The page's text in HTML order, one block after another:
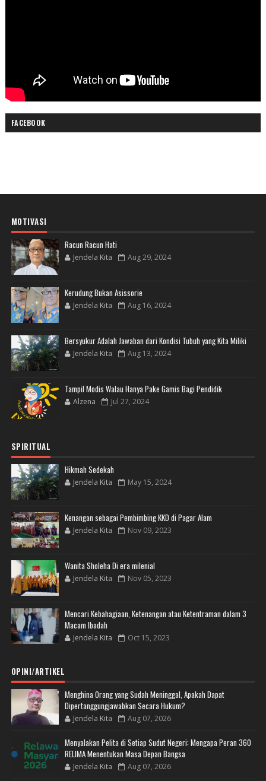
FACEBOOK
MOTIVASI
Racun Racun Hati
Jendela Kita Aug 29, 2024
Kerudung Bukan Asissorie
Jendela Kita Aug 16, 2024
Bersyukur Adalah Jawaban dari Kondisi Tubuh yang Kita Miliki
Jendela Kita Aug 13, 2024
Tampil Modis Walau Hanya Pake Gamis Bagi Pendidik
Alzena Jul 27, 2024
SPIRITUAL
Hikmah Sedekah
Jendela Kita May 15, 2024
Kenangan sebagai Pembimbing KKD di Pagar Alam
Jendela Kita Nov 09, 2023
Wanita Sholeha Di era milenial
Jendela Kita Nov 05, 2023
Mencari Kebahagiaan, Ketenangan atau Ketentraman dalam 3
Macam Ibadah
Jendela Kita Oct 15, 2023
OPINI/ARTIKEL
Menghina Orang yang Sudah Meninggal, Apakah Dapat
Dipertanggungjawabkan Secara Hukum?
Jendela Kita Aug 07, 2026
Menyalakan Pelita di Setiap Sudut Negeri: Mengapa Peran 360
RELIMA Menentukan Masa Depan Bangsa
Jendela Kita Aug 07, 2026